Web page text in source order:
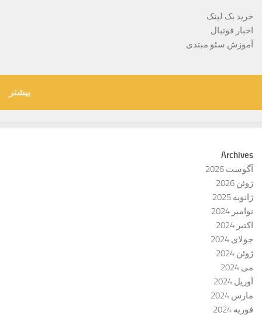
خرید بک لینک
اخبار فوتبال
آموزش سئو مبتدی
بیشتر
Archives
آگوست 2026
ژوئن 2026
ژانویه 2025
نوامبر 2024
اکتبر 2024
جولای 2024
ژوئن 2024
می 2024
آوریل 2024
مارس 2024
فوریه 2024